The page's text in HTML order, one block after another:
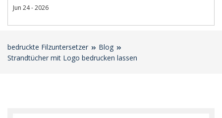
Jun 24 - 2026
bedruckte Filzuntersetzer
Blog
Strandtücher mit Logo bedrucken lassen